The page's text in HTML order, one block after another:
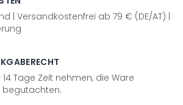
| Versandkostenfrei ab 79 € (DE/AT) |
Tage Zeit nehmen, die Ware
begutachten.